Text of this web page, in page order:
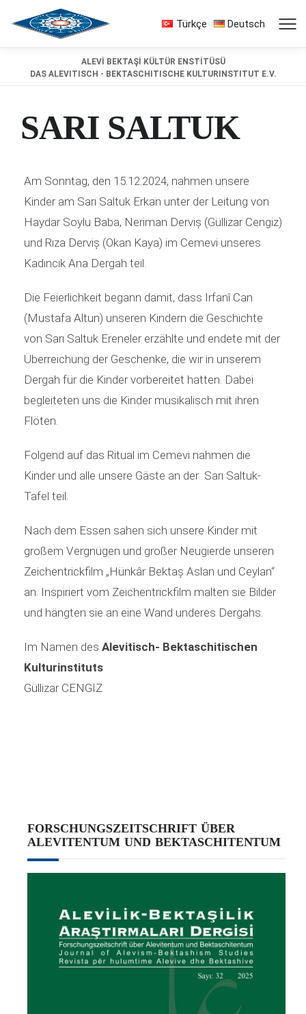
Türkçe Deutsch
ALEVİ BEKTAŞİ KÜLTÜR ENSTİTÜSÜ
DAS ALEVITISCH - BEKTASCHITISCHE KULTURINSTITUT E.V.
SARI SALTUK
Am Sonntag, den 15.12.2024, nahmen unsere
Kinder am Sarı Saltuk Erkan unter der Leitung von
Haydar Soylu Baba, Neriman Derviș (Güllizar Cengiz)
und Rıza Derviș (Okan Kaya) im Cemevi unseres
Kadıncık Ana Dergah teil.
Die Feierlichkeit begann damit, dass Irfanî Can
(Mustafa Altun) unseren Kindern die Geschichte
von Sarı Saltuk Ereneler erzählte und endete mit der
Überreichung der Geschenke, die wir in unserem
Dergah für die Kinder vorbereitet hatten. Dabei
begleiteten uns die Kinder musikalisch mit ihren
Flöten.
Folgend auf das Ritual im Cemevi nahmen die
Kinder und alle unsere Gäste an der Sarı Saltuk-
Tafel teil.
Nach dem Essen sahen sich unsere Kinder mit
großem Vergnügen und großer Neugierde unseren
Zeichentrickfilm „Hünkâr Bektaș Aslan und Ceylan“
an. Inspiriert vom Zeichentrickfilm malten sie Bilder
und hängten sie an eine Wand underes Dergahs.
Im Namen des Alevitisch- Bektaschitischen
Kulturinstituts
Güllizar CENGİZ
FORSCHUNGSZEITSCHRIFT ÜBER
ALEVITENTUM UND BEKTASCHITENTUM